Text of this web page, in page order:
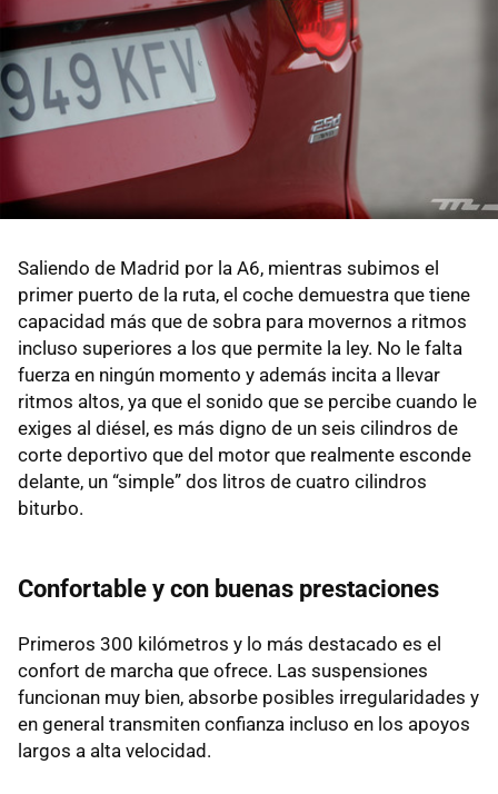
Saliendo de Madrid por la A6, mientras subimos el
primer puerto de la ruta, el coche demuestra que tiene
capacidad más que de sobra para movernos a ritmos
incluso superiores a los que permite la ley. No le falta
fuerza en ningún momento y además incita a llevar
ritmos altos, ya que el sonido que se percibe cuando le
exiges al diésel, es más digno de un seis cilindros de
corte deportivo que del motor que realmente esconde
delante, un “simple” dos litros de cuatro cilindros
biturbo.
Confortable y con buenas prestaciones
Primeros 300 kilómetros y lo más destacado es el
confort de marcha que ofrece. Las suspensiones
funcionan muy bien, absorbe posibles irregularidades y
en general transmiten confianza incluso en los apoyos
largos a alta velocidad.